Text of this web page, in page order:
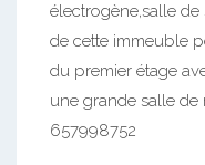
électrogène,salle
de cette immeuble
du premier étage
une grande salle de
657998752